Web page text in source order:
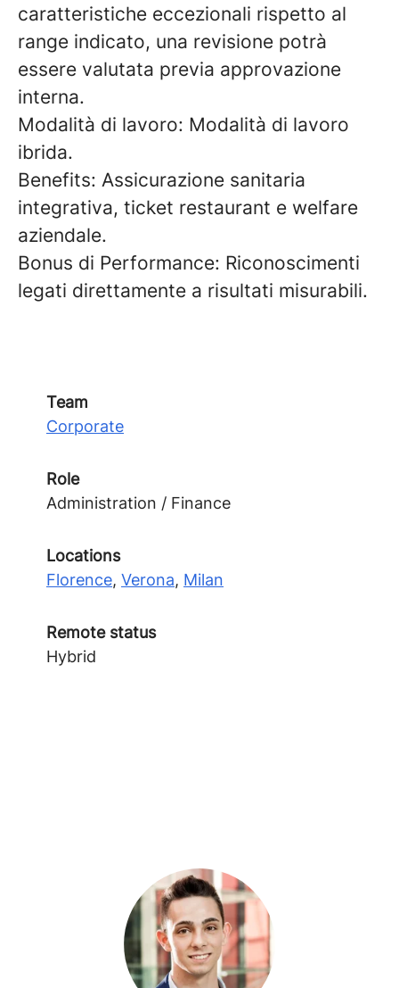
caratteristiche eccezionali rispetto al
range indicato, una revisione potrà
essere valutata previa approvazione
interna.
Modalità di lavoro: Modalità di lavoro
ibrida.
Benefits: Assicurazione sanitaria
integrativa, ticket restaurant e welfare
aziendale.
Bonus di Performance: Riconoscimenti
legati direttamente a risultati misurabili.
Team
Corporate
Role
Administration / Finance
Locations
Florence, Verona, Milan
Remote status
Hybrid